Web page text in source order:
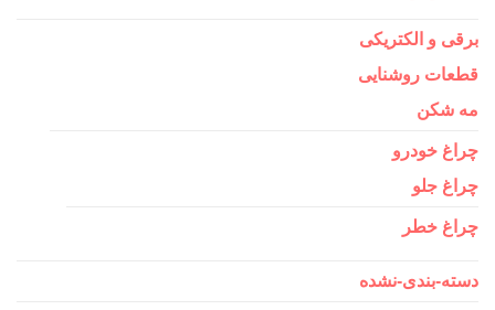
برقی و الکتریکی
قطعات روشنایی
مه شکن
چراغ خودرو
چراغ جلو
چراغ خطر
دسته-بندی-نشده